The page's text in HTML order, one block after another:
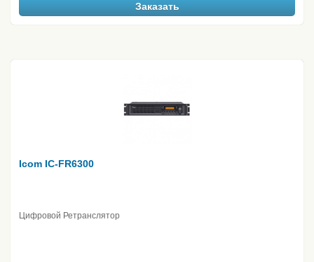
Заказать
Icom IC-FR6300
Цифровой Ретранслятор